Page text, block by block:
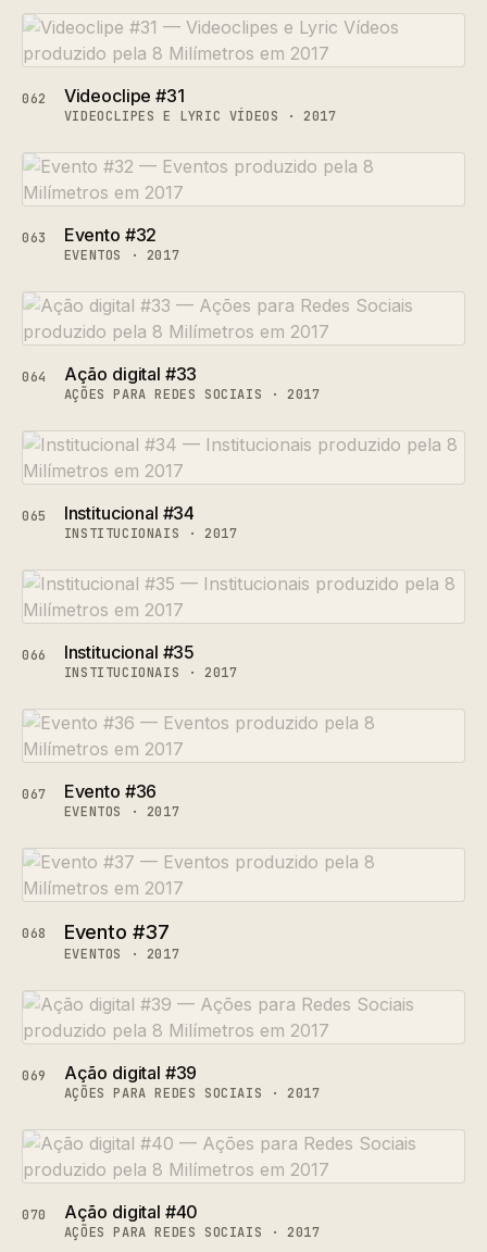
062 Videoclipe #31
VIDEOCLIPES E LYRIC VÍDEOS · 2017
063 Evento #32
EVENTOS · 2017
064 Ação digital #33
AÇÕES PARA REDES SOCIAIS · 2017
065 Institucional #34
INSTITUCIONAIS · 2017
066 Institucional #35
INSTITUCIONAIS · 2017
067 Evento #36
EVENTOS · 2017
068 Evento #37
EVENTOS · 2017
069 Ação digital #39
AÇÕES PARA REDES SOCIAIS · 2017
070 Ação digital #40
AÇÕES PARA REDES SOCIAIS · 2017